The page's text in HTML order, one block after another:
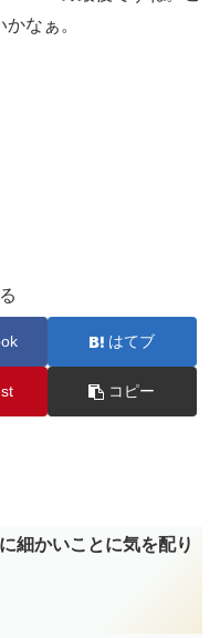
なぁ。
はてブ
コピー
細かいことに気を配り